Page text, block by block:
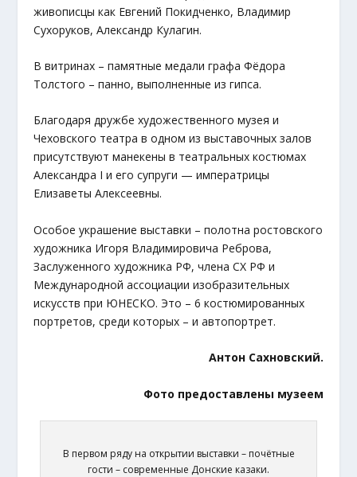
живописцы как Евгений Покидченко, Владимир
Сухоруков, Александр Кулагин.
В витринах – памятные медали графа Фёдора
Толстого – панно, выполненные из гипса.
Благодаря дружбе художественного музея и
Чеховского театра в одном из выставочных залов
присутствуют манекены в театральных костюмах
Александра I и его супруги — императрицы
Елизаветы Алексеевны.
Особое украшение выставки – полотна ростовского
художника Игоря Владимировича Реброва,
Заслуженного художника РФ, члена СХ РФ и
Международной ассоциации изобразительных
искусств при ЮНЕСКО. Это – 6 костюмированных
портретов, среди которых – и автопортрет.
Антон Сахновский.
Фото предоставлены музеем
В первом ряду на открытии выставки – почётные
гости – современные Донские казаки.